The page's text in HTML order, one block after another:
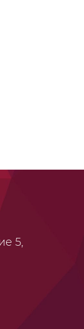
5,